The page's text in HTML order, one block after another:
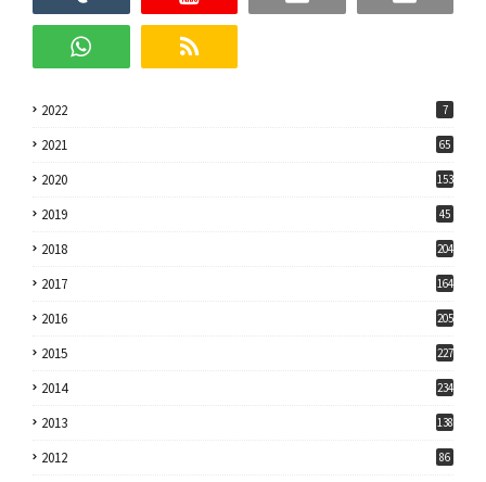
2022 7
2021 65
2020 153
2019 45
2018 204
2017 164
2016 205
2015 227
2014 234
2013 138
2012 86